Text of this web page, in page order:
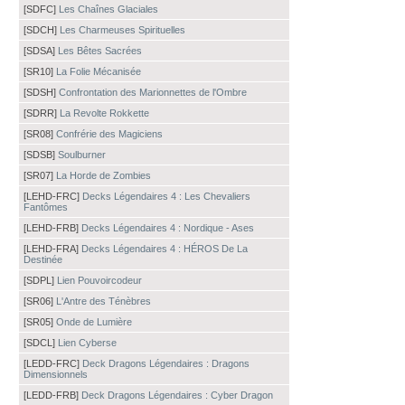
[SDFC] Les Chaînes Glaciales
[SDCH] Les Charmeuses Spirituelles
[SDSA] Les Bêtes Sacrées
[SR10] La Folie Mécanisée
[SDSH] Confrontation des Marionnettes de l'Ombre
[SDRR] La Revolte Rokkette
[SR08] Confrérie des Magiciens
[SDSB] Soulburner
[SR07] La Horde de Zombies
[LEHD-FRC] Decks Légendaires 4 : Les Chevaliers
Fantômes
[LEHD-FRB] Decks Légendaires 4 : Nordique - Ases
[LEHD-FRA] Decks Légendaires 4 : HÉROS De La
Destinée
[SDPL] Lien Pouvoircodeur
[SR06] L'Antre des Ténèbres
[SR05] Onde de Lumière
[SDCL] Lien Cyberse
[LEDD-FRC] Deck Dragons Légendaires : Dragons
Dimensionnels
[LEDD-FRB] Deck Dragons Légendaires : Cyber Dragon